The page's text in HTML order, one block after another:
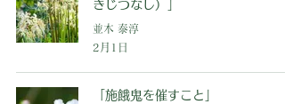
きじつなし）」
並木 泰淳
2月1日
「施餓鬼を催すこと」